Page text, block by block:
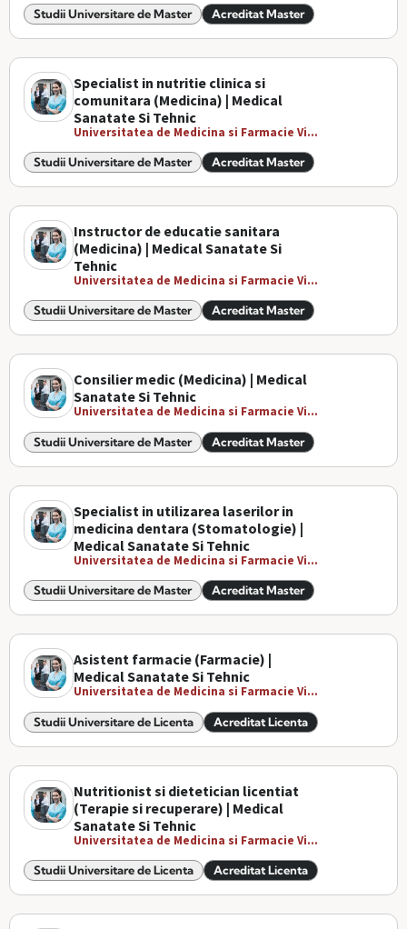
Studii Universitare de Master Acreditat Master
Specialist in nutritie clinica si
comunitara (Medicina) | Medical
Sanatate Si Tehnic
Universitatea de Medicina si Farmacie Vi...
Studii Universitare de Master Acreditat Master
Instructor de educatie sanitara
(Medicina) | Medical Sanatate Si
Tehnic
Universitatea de Medicina si Farmacie Vi...
Studii Universitare de Master Acreditat Master
Consilier medic (Medicina) | Medical
Sanatate Si Tehnic
Universitatea de Medicina si Farmacie Vi...
Studii Universitare de Master Acreditat Master
Specialist in utilizarea laserilor in
medicina dentara (Stomatologie) |
Medical Sanatate Si Tehnic
Universitatea de Medicina si Farmacie Vi...
Studii Universitare de Master Acreditat Master
Asistent farmacie (Farmacie) |
Medical Sanatate Si Tehnic
Universitatea de Medicina si Farmacie Vi...
Studii Universitare de Licenta Acreditat Licenta
Nutritionist si dietetician licentiat
(Terapie si recuperare) | Medical
Sanatate Si Tehnic
Universitatea de Medicina si Farmacie Vi...
Studii Universitare de Licenta Acreditat Licenta